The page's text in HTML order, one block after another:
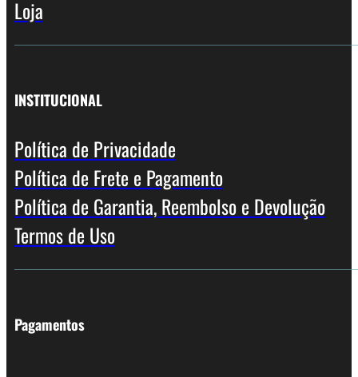
Loja
INSTITUCIONAL
Política de Privacidade
Política de Frete e Pagamento
Política de Garantia, Reembolso e Devolução
Termos de Uso
Pagamentos